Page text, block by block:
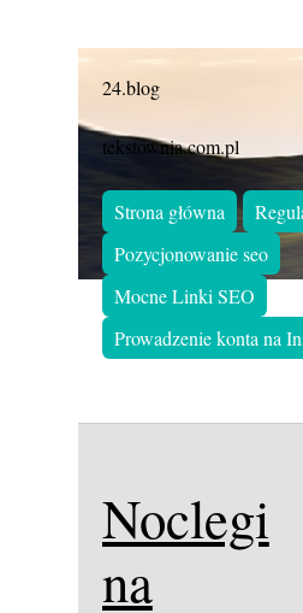
24.blog
tekstownia.com.pl
Strona główna
Pozycjonowanie seo
Mocne Linki SEO
Prowadzenie konta na
Noclegi
na